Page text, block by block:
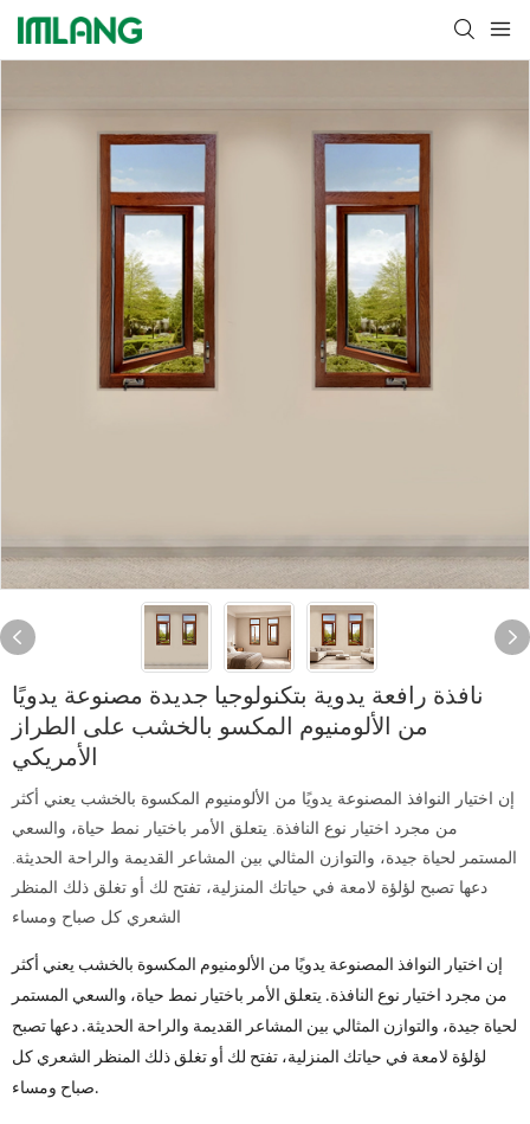
نافذة رافعة يدوية بتكنولوجيا جديدة مصنوعة يدويًا
من الألومنيوم المكسو بالخشب على الطراز
الأمريكي
إن اختيار النوافذ المصنوعة يدويًا من الألومنيوم المكسوة بالخشب يعني أكثر
من مجرد اختيار نوع النافذة. يتعلق الأمر باختيار نمط حياة، والسعي
المستمر لحياة جيدة، والتوازن المثالي بين المشاعر القديمة والراحة الحديثة.
دعها تصبح لؤلؤة لامعة في حياتك المنزلية، تفتح لك أو تغلق ذلك المنظر
الشعري كل صباح ومساء
إن اختيار النوافذ المصنوعة يدويًا من الألومنيوم المكسوة بالخشب يعني أكثر
من مجرد اختيار نوع النافذة. يتعلق الأمر باختيار نمط حياة، والسعي المستمر
لحياة جيدة، والتوازن المثالي بين المشاعر القديمة والراحة الحديثة. دعها تصبح
لؤلؤة لامعة في حياتك المنزلية، تفتح لك أو تغلق ذلك المنظر الشعري كل
صباح ومساء.